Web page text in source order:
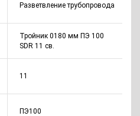
Разветвление трубопровода
Тройник 0180 мм ПЭ 100
SDR 11 св.
11
ПЭ100